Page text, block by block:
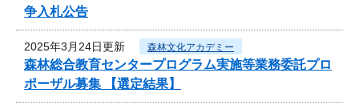
争入札公告
2025年3月24日更新 森林文化アカデミー
森林総合教育センタープログラム実施等業務委託プロ
ポーザル募集 【選定結果】